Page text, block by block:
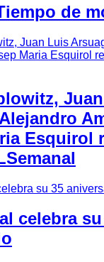
de
Esquirol
celebra